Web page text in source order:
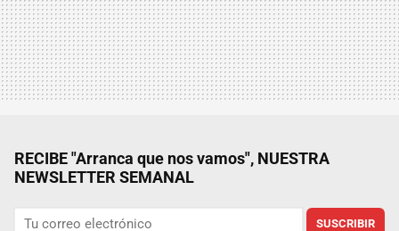
RECIBE "Arranca que nos vamos", NUESTRA
NEWSLETTER SEMANAL
SUSCRIBIR